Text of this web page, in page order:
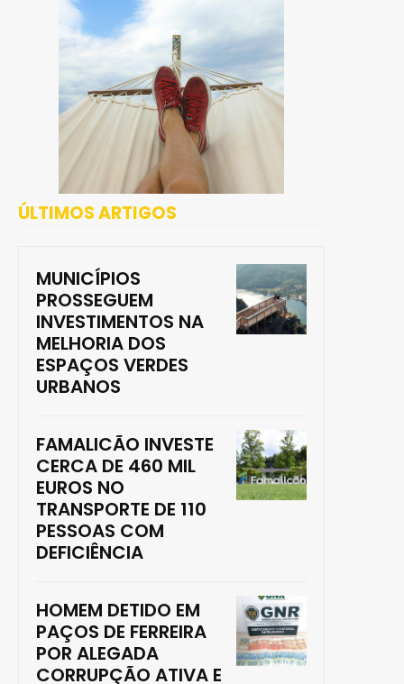
ÚLTIMOS ARTIGOS
MUNICÍPIOS
PROSSEGUEM
INVESTIMENTOS NA
MELHORIA DOS
ESPAÇOS VERDES
URBANOS
FAMALICÃO INVESTE
CERCA DE 460 MIL
EUROS NO
TRANSPORTE DE 110
PESSOAS COM
DEFICIÊNCIA
HOMEM DETIDO EM
PAÇOS DE FERREIRA
POR ALEGADA
CORRUPÇÃO ATIVA E